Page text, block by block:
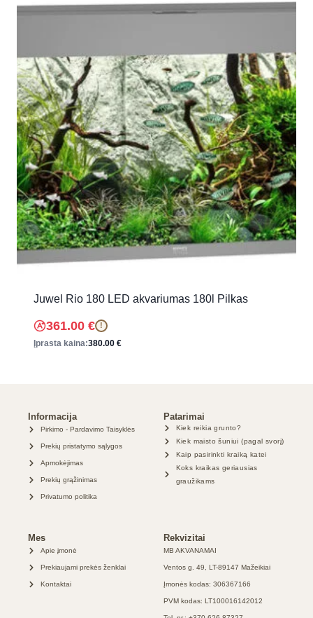
Juwel Rio 180 LED akvariumas 180l Pilkas
361.00 € !
Įprasta kaina:380.00 €
Informacija
Pirkimo - Pardavimo Taisyklės
Prekių pristatymo sąlygos
Apmokėjimas
Prekių grąžinimas
Privatumo politika
Patarimai
Kiek reikia grunto?
Kiek maisto šuniui (pagal svorį)
Kaip pasirinkti kraiką katei
Koks kraikas geriausias
graužikams
Mes
Apie įmonė
Prekiaujami prekės ženklai
Kontaktai
Rekvizitai
MB AKVANAMAI
Ventos g. 49, LT-89147 Mažeikiai
Įmonės kodas: 306367166
PVM kodas: LT100016142012